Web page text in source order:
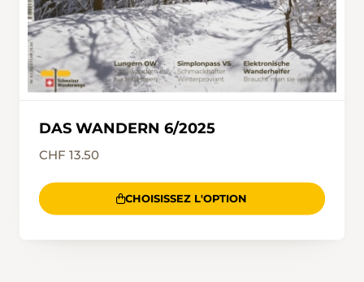
DAS WANDERN 6/2025
CHF 13.50
CHOISISSEZ L'OPTION